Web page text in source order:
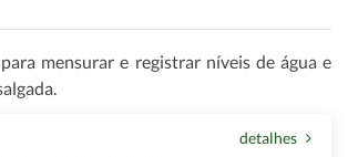
mensurar e registrar níveis de água e
detalhes